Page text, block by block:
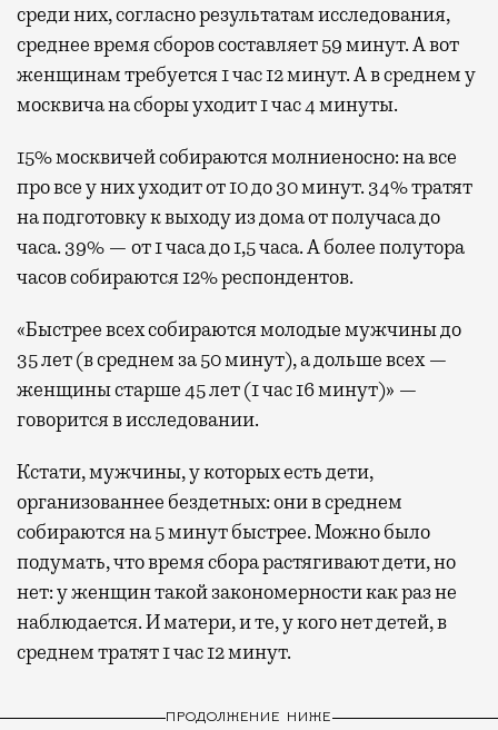
среди них, согласно результатам исследования,
среднее время сборов составляет 59 минут. А вот
женщинам требуется 1 час 12 минут. А в среднем у
москвича на сборы уходит 1 час 4 минуты.
15% москвичей собираются молниеносно: на все
про все у них уходит от 10 до 30 минут. 34% тратят
на подготовку к выходу из дома от получаса до
часа. 39% — от 1 часа до 1,5 часа. А более полутора
часов собираются 12% респондентов.
«Быстрее всех собираются молодые мужчины до
35 лет (в среднем за 50 минут), а дольше всех —
женщины старше 45 лет (1 час 16 минут)» —
говорится в исследовании.
Кстати, мужчины, у которых есть дети,
организованнее бездетных: они в среднем
собираются на 5 минут быстрее. Можно было
подумать, что время сбора растягивают дети, но
нет: у женщин такой закономерности как раз не
наблюдается. И матери, и те, у кого нет детей, в
среднем тратят 1 час 12 минут.
ПРОДОЛЖЕНИЕ НИЖЕ